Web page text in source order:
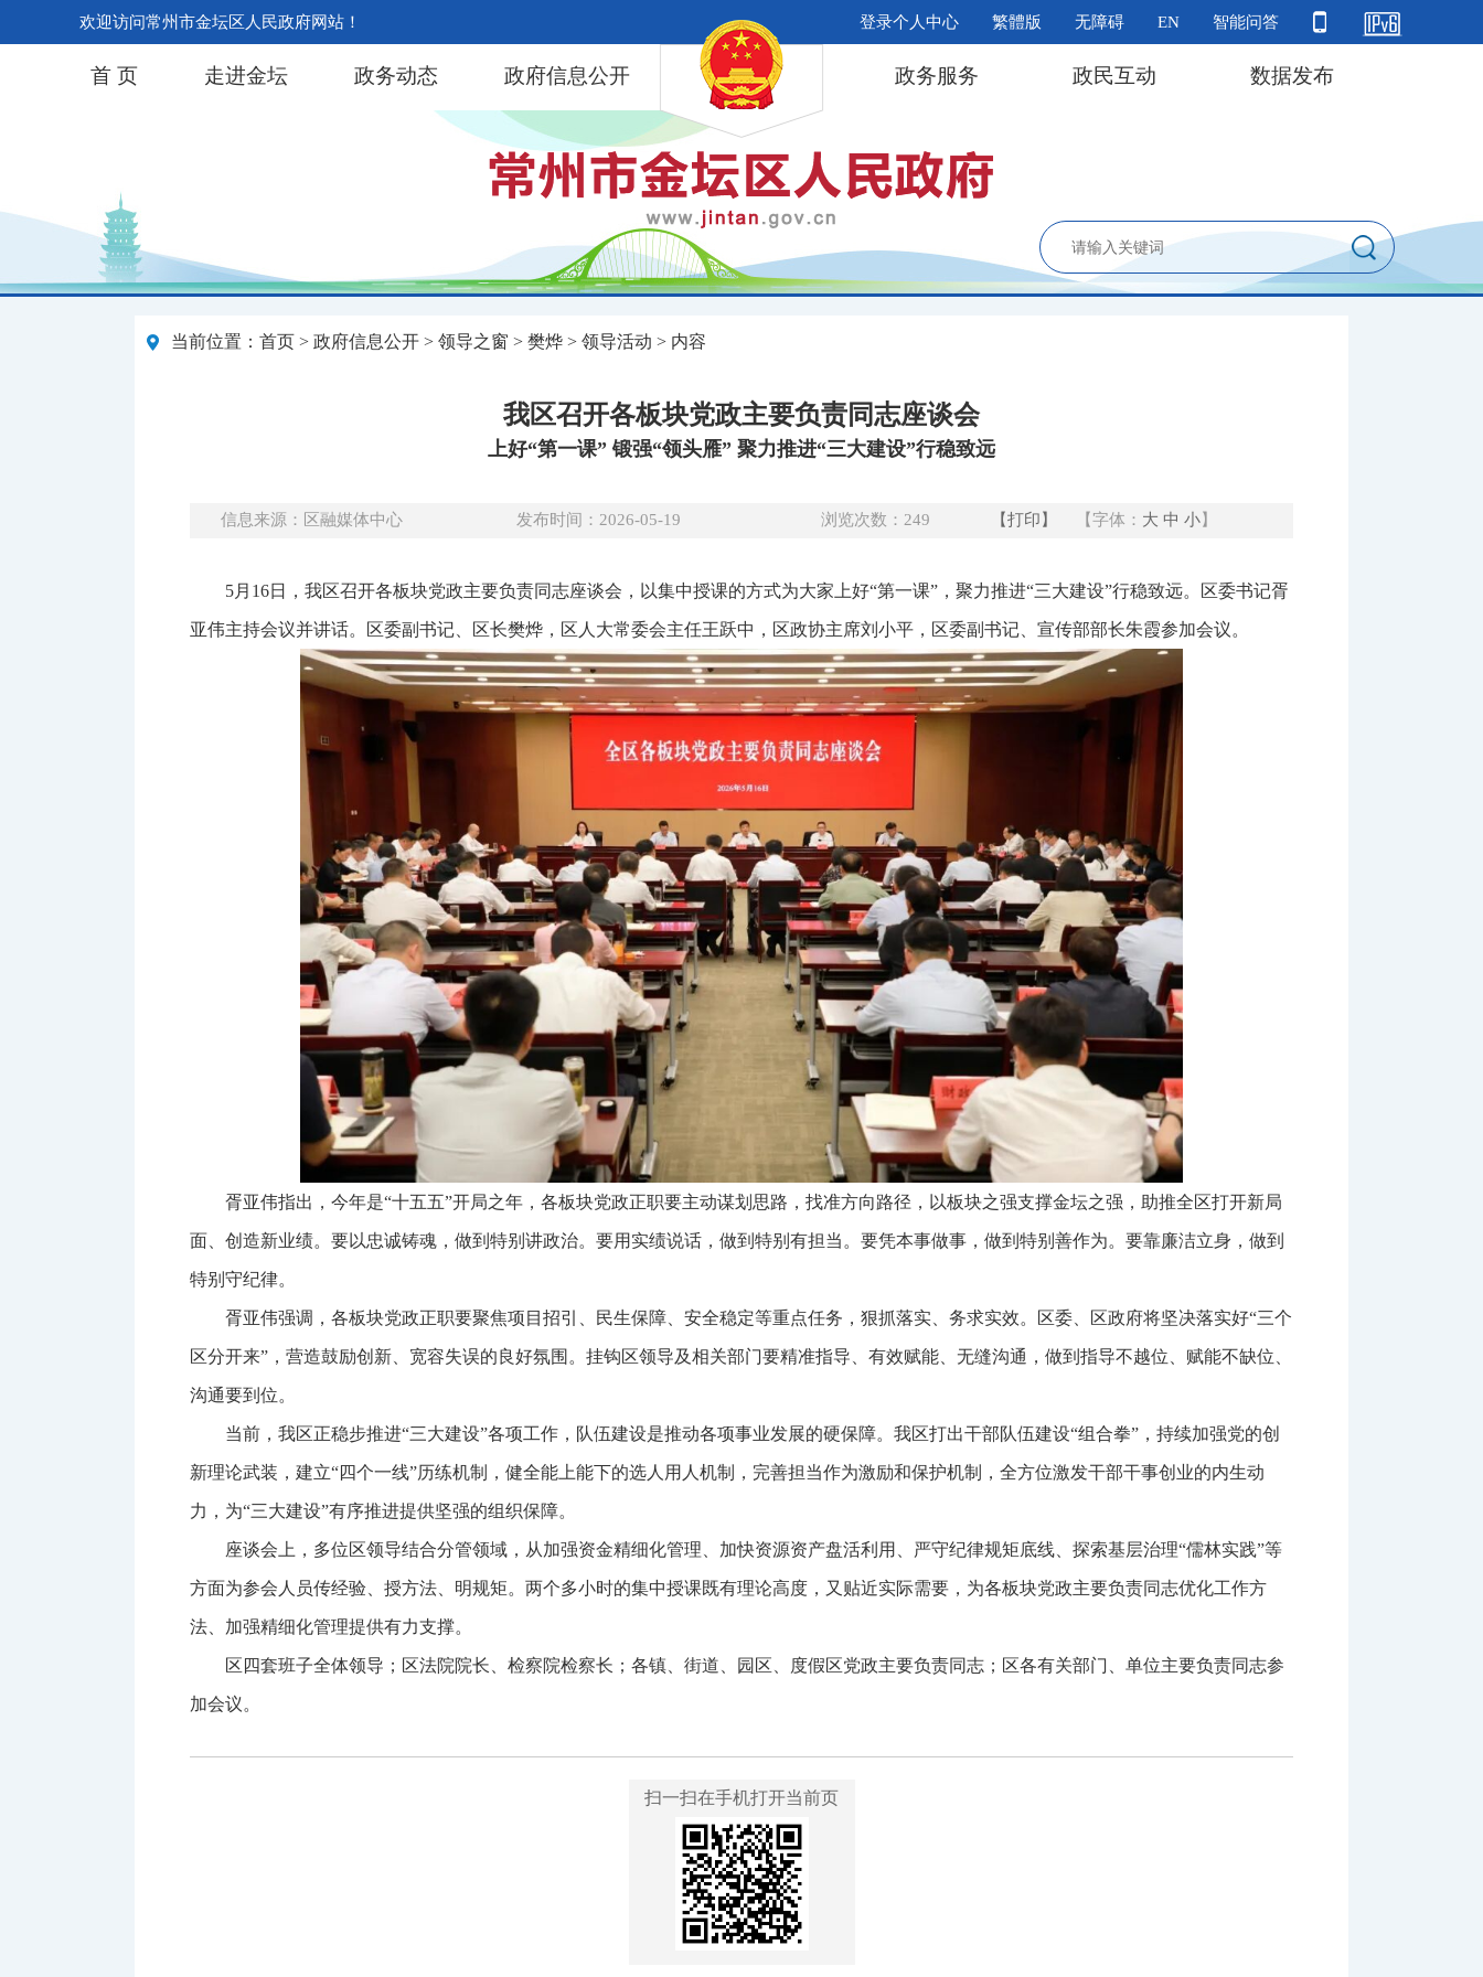
欢迎访问常州市金坛区人民政府网站！ 登录个人中心 繁體版 无障碍 EN 智能问答
首 页 走进金坛 政务动态 政府信息公开 政务服务 政民互动 数据发布
当前位置： 首页 > 政府信息公开 > 领导之窗 > 樊烨 > 领导活动 > 内容
我区召开各板块党政主要负责同志座谈会
上好“第一课” 锻强“领头雁” 聚力推进“三大建设”行稳致远
信息来源：区融媒体中心 发布时间：2026-05-19 浏览次数： 249 【打印】 【字体： 大 中 小】
5月16日，我区召开各板块党政主要负责同志座谈会，以集中授课的方式为大家上好“第一课”，聚力推进“三大建设”行稳致远。区委书记胥
亚伟主持会议并讲话。区委副书记、区长樊烨，区人大常委会主任王跃中，区政协主席刘小平，区委副书记、宣传部部长朱霞参加会议。
胥亚伟指出，今年是“十五五”开局之年，各板块党政正职要主动谋划思路，找准方向路径，以板块之强支撑金坛之强，助推全区打开新局
面、创造新业绩。要以忠诚铸魂，做到特别讲政治。要用实绩说话，做到特别有担当。要凭本事做事，做到特别善作为。要靠廉洁立身，做到
特别守纪律。
胥亚伟强调，各板块党政正职要聚焦项目招引、民生保障、安全稳定等重点任务，狠抓落实、务求实效。区委、区政府将坚决落实好“三个
区分开来”，营造鼓励创新、宽容失误的良好氛围。挂钩区领导及相关部门要精准指导、有效赋能、无缝沟通，做到指导不越位、赋能不缺位、
沟通要到位。
当前，我区正稳步推进“三大建设”各项工作，队伍建设是推动各项事业发展的硬保障。我区打出干部队伍建设“组合拳”，持续加强党的创
新理论武装，建立“四个一线”历练机制，健全能上能下的选人用人机制，完善担当作为激励和保护机制，全方位激发干部干事创业的内生动
力，为“三大建设”有序推进提供坚强的组织保障。
座谈会上，多位区领导结合分管领域，从加强资金精细化管理、加快资源资产盘活利用、严守纪律规矩底线、探索基层治理“儒林实践”等
方面为参会人员传经验、授方法、明规矩。两个多小时的集中授课既有理论高度，又贴近实际需要，为各板块党政主要负责同志优化工作方
法、加强精细化管理提供有力支撑。
区四套班子全体领导；区法院院长、检察院检察长；各镇、街道、园区、度假区党政主要负责同志；区各有关部门、单位主要负责同志参
加会议。
扫一扫在手机打开当前页